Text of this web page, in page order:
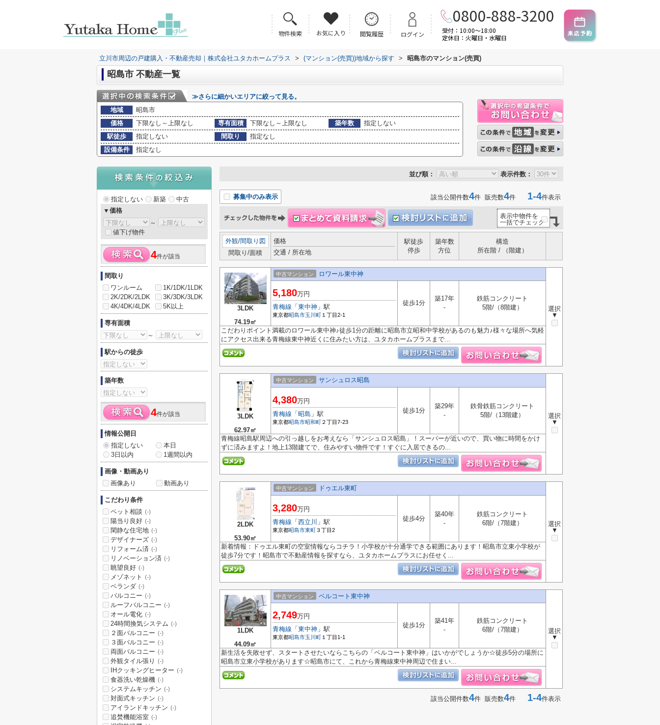
物件検索 お気に入り 閲覧履歴 ログイン
0800-888-3200
受付：10:00～18:00
定休日：火曜日・水曜日
立川市周辺の戸建購入・不動産売却｜株式会社ユタカホームプラス > (マンション(売買))地域から探す > 昭島市のマンション(売買)
昭島市 不動産一覧
≫さらに細かいエリアに絞って見る。
地域
昭島市
価格
下限なし～上限なし 専有面積 下限なし～上限なし 築年数
指定しない
駅徒歩
指定しない 間取り
指定なし
設備条件
指定なし
並び順： 表示件数：
募集中のみ表示 該当公開件数4件 販売数4件 1-4件表示
表示中物件を
一括でチェック
外観/間取り図
間取り/面積
価格
交通 / 所在地
駅徒歩
停歩
築年数
方位
構造
所在階 / （階建）
3LDK
74.19㎡
中古マンション ロワール東中神
選択
▼
5,180万円
青梅線 「 東中神 」駅
東京都昭島市玉川町 １丁目2-1
徒歩1分
築17年
-
鉄筋コンクリート
5階/（8階建）
こだわりポイント満載のロワール東中神♪徒歩1分の距離に昭島市立昭和中学校があるのも魅力♪様々な場所へ気軽
にアクセス出来る青梅線東中神近くに住みたい方は、ユタカホームプラスまで...
3LDK
62.97㎡
中古マンション サンシュロス昭島
選択
▼
4,380万円
青梅線 「 昭島 」駅
東京都昭島市昭和町 ２丁目7-23
徒歩1分
築29年
-
鉄骨鉄筋コンクリート
5階/（13階建）
青梅線昭島駅周辺への引っ越しをお考えなら「サンシュロス昭島」！スーパーが近いので、買い物に時間をかけ
ずに済みますよ！地上13階建てで、住みやすい物件です！すぐに入居できるの...
2LDK
53.90㎡
中古マンション ドゥエル東町
選択
▼
3,280万円
青梅線 「 西立川 」駅
東京都昭島市東町 ３丁目2
徒歩4分
築40年
-
鉄筋コンクリート
6階/（7階建）
新着情報：ドゥエル東町の空室情報ならコチラ！小学校が十分通学できる範囲にあります！昭島市立東小学校が
徒歩7分です！昭島市で不動産情報を探すなら、ユタカホームプラスにお任せく...
1LDK
44.09㎡
中古マンション ベルコート東中神
選択
▼
2,749万円
青梅線 「 東中神 」駅
東京都昭島市玉川町 １丁目1-1
徒歩1分
築41年
-
鉄筋コンクリート
6階/（7階建）
新生活を失敗せず、スタートさせたいならこちらの「ベルコート東中神」はいかがでしょうか☆徒歩5分の場所に
昭島市立東小学校があります☆昭島市にて、これから青梅線東中神周辺で住まい...
該当公開件数4件 販売数4件 1-4件表示
指定しない 新築
中古
▼価格
～
値下げ物件
4件が該当
間取り
ワンルーム
1K/1DK/1LDK
2K/2DK/2LDK
3K/3DK/3LDK
4K/4DK/4LDK
5K以上
専有面積
～
駅からの徒歩
築年数
4件が該当
情報公開日
指定しない
本日
3日以内
1週間以内
画像・動画あり
画像あり
動画あり
こだわり条件
ペット相談 (-)
陽当り良好 (-)
閑静な住宅地 (-)
デザイナーズ (-)
リフォーム済 (-)
リノベーション済 (-)
眺望良好 (-)
メゾネット (-)
ベランダ (-)
バルコニー (-)
ルーフバルコニー (-)
オール電化 (-)
24時間換気システム (-)
２面バルコニー (-)
３面バルコニー (-)
両面バルコニー (-)
外観タイル張り (-)
IHクッキングヒーター (-)
食器洗い乾燥機 (-)
システムキッチン (-)
対面式キッチン (-)
アイランドキッチン (-)
追焚機能浴室 (-)